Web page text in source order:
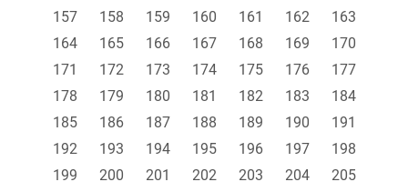
157
158 159 160 161 162
163
164
165 166 167 168 169
170
171
172 173 174 175 176
177
178
179 180 181 182 183
184
185
186 187 188 189 190
191
192
193 194 195 196 197
198
199
200 201 202 203 204
205